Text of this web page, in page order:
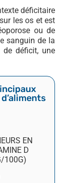
déficitaire
les os et est
ou de
sanguin de la
de déficit, une
EN
D
100G)